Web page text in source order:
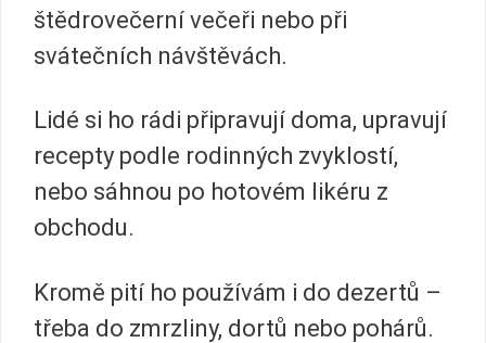
štědrovečerní večeři nebo při
svátečních návštěvách.
Lidé si ho rádi připravují doma, upravují
recepty podle rodinných zvyklostí,
nebo sáhnou po hotovém likéru z
obchodu.
Kromě pití ho používám i do dezertů –
třeba do zmrzliny, dortů nebo pohárů.